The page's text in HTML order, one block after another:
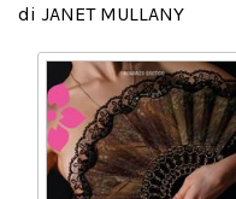
Calendario
di JANET MULLANY